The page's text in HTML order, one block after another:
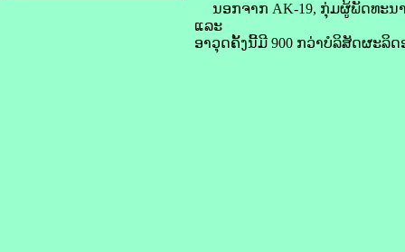
ນອກຈາກ AK-19, ກຸ່ມຜູ້ພັດທະນາ ຍັ
ແລະ
ອາວຸດຄັ້ງນີ້ມີ 900 ກວ່າບໍລິສັດຜະລິ